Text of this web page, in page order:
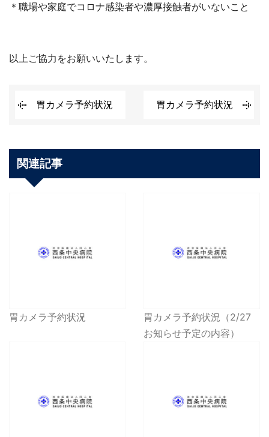
＊職場や家庭でコロナ感染者や濃厚接触者がいないこと
以上ご協力をお願いいたします。
胃カメラ予約状況 胃カメラ予約状況
関連記事
胃カメラ予約状況
胃カメラ予約状況（2/27
お知らせ予定の内容）